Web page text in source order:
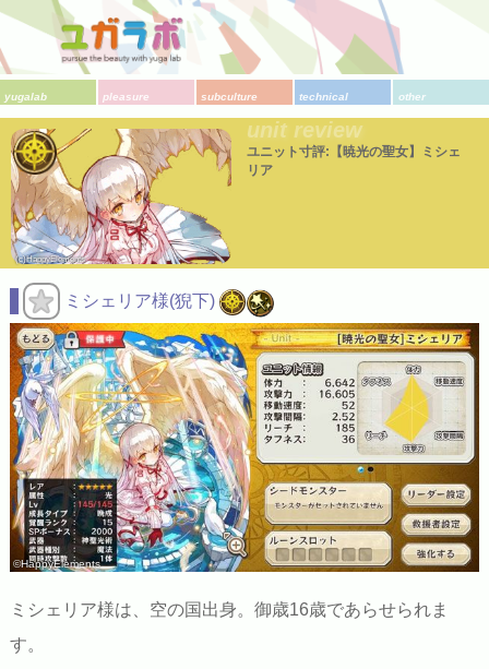
yugalab pleasure subculture technical other
(c)HappyElements
unit review
ユニット寸評:【暁光の聖女】ミシェ
リア
ミシェリア様(猊下)
©HappyElements
ミシェリア様は、空の国出身。御歳16歳であらせられま
す。